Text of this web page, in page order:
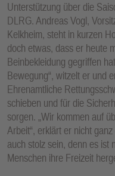
Unterstützung über die
DLRG. Andreas Vogl,
Kelkheim, steht in kurzen
doch etwas, dass er heute
Beinbekleidung gegriffen
Bewegung“, witzelt er und
Ehrenamtliche
schieben und für die
sorgen. „Wir kommen auf
Arbeit“, erklärt er nicht
auch stolz sein, denn es ist
Menschen ihre Freizeit